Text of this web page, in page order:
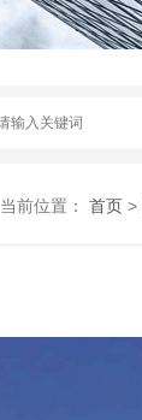
当前位置： 首页>